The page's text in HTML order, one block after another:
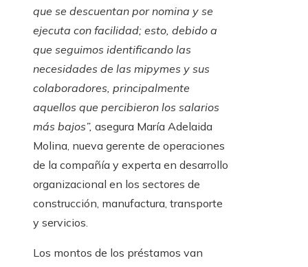
que se descuentan por nomina y se
ejecuta con facilidad; esto, debido a
que seguimos identificando las
necesidades de las mipymes y sus
colaboradores, principalmente
aquellos que percibieron los salarios
más bajos”, asegura María Adelaida
Molina, nueva gerente de operaciones
de la compañía y experta en desarrollo
organizacional en los sectores de
construcción, manufactura, transporte
y servicios.
Los montos de los préstamos van